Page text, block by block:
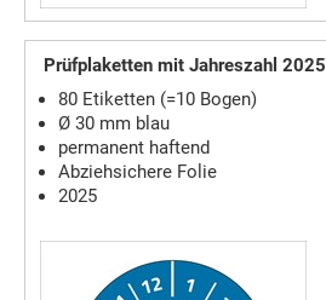
Prüfplaketten mit Jahreszahl 2025
80 Etiketten (=10 Bogen)
Ø 30 mm blau
permanent haftend
Abziehsichere Folie
2025